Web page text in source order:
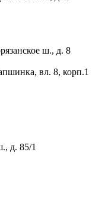
ш., д. 8
вл. 8, корп.1
д. 85/1